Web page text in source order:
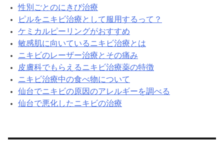
性別ごとのにきび治療
ピルをニキビ治療として服用するって？
ケミカルピーリングがおすすめ
敏感肌に向いているニキビ治療とは
ニキビのレーザー治療とその痛み
皮膚科でもらえるニキビ治療薬の特徴
ニキビ治療中の食べ物について
仙台でニキビの原因のアレルギーを調べる
仙台で悪化したニキビの治療